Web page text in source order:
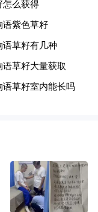
下售后完善
致
房过渡